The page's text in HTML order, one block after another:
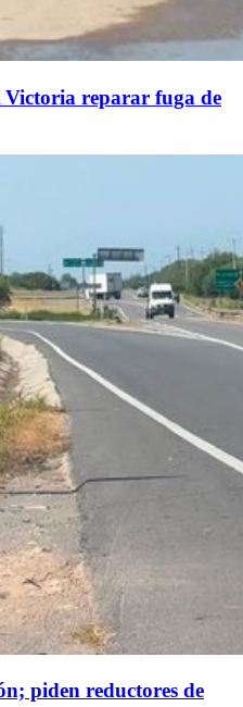
reparar fuga de
piden reductores de